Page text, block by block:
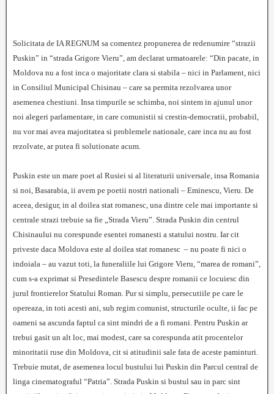
Solicitata de IA REGNUM sa comentez propunerea de redenumire “strazii
Puskin” in “strada Grigore Vieru”, am declarat urmatoarele: “Din pacate, in
Moldova nu a fost inca o majoritate clara si stabila – nici in Parlament, nici
in Consiliul Municipal Chisinau – care sa permita rezolvarea unor
asemenea chestiuni. Insa timpurile se schimba, noi sintem in ajunul unor
noi alegeri parlamentare, in care comunistii si crestin-democratii, probabil,
nu vor mai avea majoritatea si problemele nationale, care inca nu au fost
rezolvate, ar putea fi solutionate acum.
Puskin este un mare poet al Rusiei si al literaturii universale, insa Romania
si noi, Basarabia, ii avem pe poetii nostri nationali – Eminescu, Vieru. De
aceea, desigur, in al doilea stat romanesc, una dintre cele mai importante si
centrale strazi trebuie sa fie „Strada Vieru”. Strada Puskin din centrul
Chisinaului nu corespunde esentei romanesti a statului nostru. Iar cit
priveste daca Moldova este al doilea stat romanesc – nu poate fi nici o
indoiala – au vazut toti, la funeraliile lui Grigore Vieru, “marea de romani”,
cum s-a exprimat si Presedintele Basescu despre romanii ce locuiesc din
jurul frontierelor Statului Roman. Pur si simplu, persecutiile pe care le
opereaza, in toti acesti ani, sub regim comunist, structurile oculte, ii fac pe
oameni sa ascunda faptul ca sint mindri de a fi romani. Pentru Puskin ar
trebui gasit un alt loc, mai modest, care sa corespunda atit procentelor
minoritatii ruse din Moldova, cit si atitudinii sale fata de aceste paminturi.
Trebuie mutat, de asemenea locul bustului lui Puskin din Parcul central de
linga cinematograful “Patria”. Strada Puskin si bustul sau in parc sint